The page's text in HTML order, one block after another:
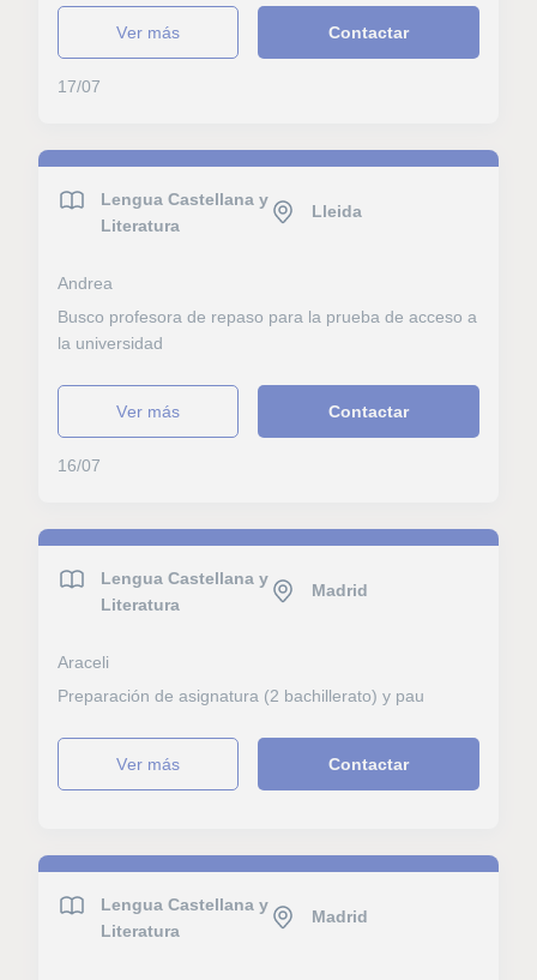
ver más Contactar
17/07
Lengua Castellana y
Literatura
Lleida
Andrea
Busco profesora de repaso para la prueba de acceso a
la universidad
ver más Contactar
16/07
Lengua Castellana y
Literatura
Madrid
Araceli
Preparación de asignatura (2 bachillerato) y pau
ver más Contactar
Lengua Castellana y
Literatura
Madrid